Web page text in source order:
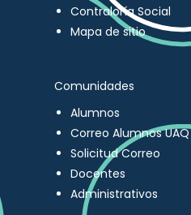
Contraloría Social
Mapa de sitio
Comunidades
Alumnos
Correo Alumnos UAQ
Solicitud Correo
Docentes
Administrativos